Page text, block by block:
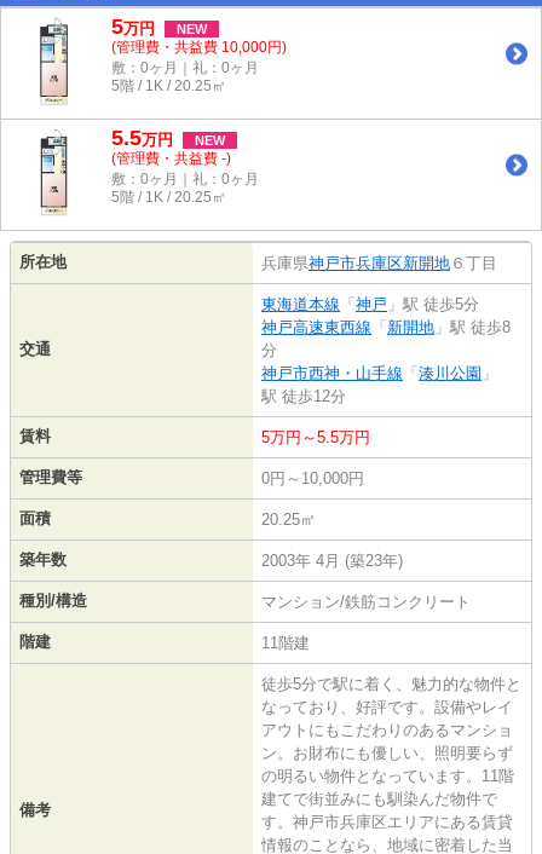
5万円 NEW
(管理費・共益費 10,000円)
敷：0ヶ月｜礼：0ヶ月
5階 / 1K / 20.25㎡
5.5万円 NEW
(管理費・共益費 -)
敷：0ヶ月｜礼：0ヶ月
5階 / 1K / 20.25㎡
所在地 兵庫県神戸市兵庫区新開地 ６丁目
交通
東海道本線 「 神戸 」駅 徒歩5分
神戸高速東西線 「 新開地 」駅 徒歩8
分
神戸市西神・山手線 「 湊川公園 」
駅 徒歩12分
賃料 5万円～5.5万円
管理費等 0円～10,000円
面積 20.25㎡
築年数 2003年 4月 (築23年)
種別/構造 マンション/鉄筋コンクリート
階建 11階建
備考
徒歩5分で駅に着く、魅力的な物件と
なっており、好評です。設備やレイ
アウトにもこだわりのあるマンショ
ン。お財布にも優しい、照明要らず
の明るい物件となっています。11階
建てで街並みにも馴染んだ物件で
す。神戸市兵庫区エリアにある賃貸
情報のことなら、地域に密着した当